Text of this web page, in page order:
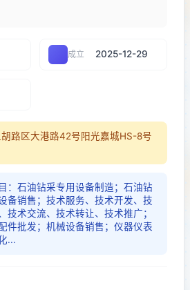
成立 2025-12-29
路区大港路42号阳光嘉城HS-8号
：石油钻采专用设备制造；石油钻
备销售；技术服务、技术开发、技
技术交流、技术转让、技术推广；
件批发；机械设备销售；仪器仪表
...